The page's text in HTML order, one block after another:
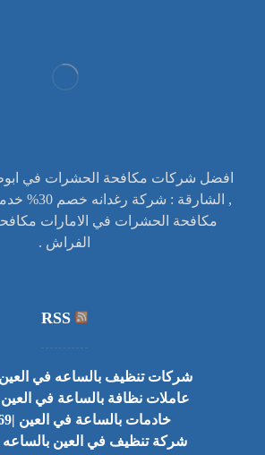
افضل شركات مكافحة الحشرات في
, الشارقة :
مكافحة الحشرات في الامارات
الفراش .
RSS
شركات تنظيف بالساعه في العين
عاملات نظافة بالساعة في العين
خادمات بالساعة في العين |0527282069
شركة تنظيف في العين بالساعه